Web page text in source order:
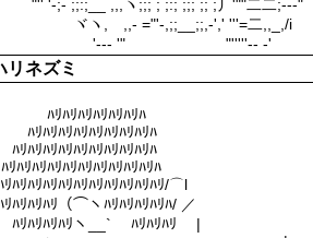
リネズミ